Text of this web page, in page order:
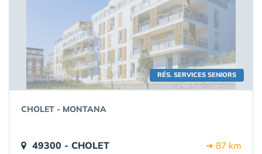
RÉS. SERVICES SENIORS
CHOLET - MONTANA
49300 - CHOLET ➔ 87 km